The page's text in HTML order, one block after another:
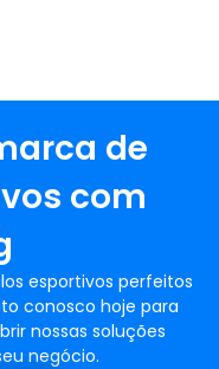
de
com
esportivos perfeitos
conosco hoje para
nossas soluções
negócio.